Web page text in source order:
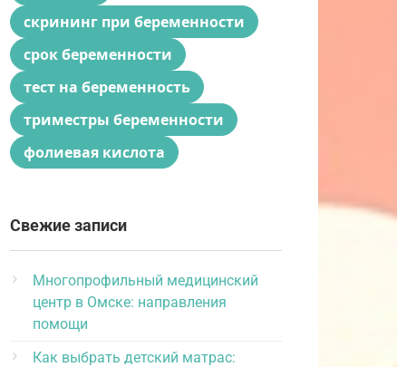
скрининг при беременности
срок беременности
тест на беременность
триместры беременности
фолиевая кислота
Свежие записи
Многопрофильный медицинский
центр в Омске: направления
помощи
Как выбрать детский матрас: